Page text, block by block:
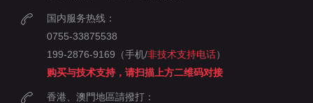
国内服务热线：
0755-33875538
199-2876-9169（手机/非技术支持电话）
购买与技术支持，请扫描上方二维码对接
香港、澳門地區請撥打：